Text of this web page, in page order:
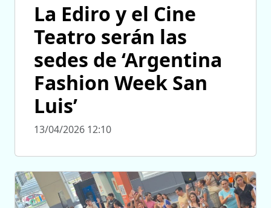
La Ediro y el Cine
Teatro serán las
sedes de ‘Argentina
Fashion Week San
Luis’
13/04/2026 12:10